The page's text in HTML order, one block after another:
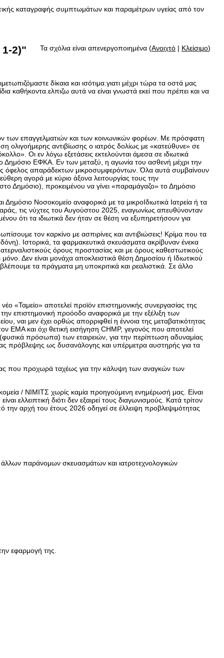
καταγραφής συμπτωμάτων και παραμέτρων υγείας από τον
Τα σχόλια είναι απενεργοποιημένα (Ανοιχτό | Κλείσιμο)
2)"
δίκαια και ισότιμα.γιατι μέχρι τώρα τα οστά μας
καθήκοντα.ελπιζω αυτά να είναι γνωστά εκεί που πρέπει και να
των επαγγελματιών και των κοινωνικών φορέων. Με πρόσφατη
αντιβίωσης ο ιατρός δολίως με «κατεύθυνε» σε
Οι εν λόγω εξετάσεις εκτελούνται άμεσα σε ιδιωτικά
Δημόσιο ΕΦΚΑ. Εν των μεταξύ, η αγωνία του ασθενή μέχρι την
όφελος απαράδεκτων μικροσυμφερόντων. Όλα αυτά συμβαίνουν
αγορά με κύριο άξονα λειτουργίας τους την
Δημόσιο), προκειμένου να γίνει «παραμάγαζο» το Δημόσιο
Νοσοκομείο αναφορικά με τα μικροΙδιωτικά Ιατρεία ή τα
τις νύχτες του Αυγούστου 2025, εναγωνίως απευθύνονταν
ότι τα ιδιωτικά δεν ήταν σε θέση να εξυπηρετήσουν για
τον καρκίνο με ασπιρίνες και αντιβιώσεις! Κρίμα που τα
Ιστορικά, τα φαρμακευτικά σκευάσματα ακρίβυναν ένεκα
όρους προστασίας και με όρους καθεστωτικούς
Δεν είναι μονάχα αποκλειστικά θέση Δημοσίου ή Ιδιωτικού
τα πράγματα μη υποκριτικά και ρεαλιστικά. Σε άλλο
«Ταμείο» αποτελεί προϊόν επιστημονικής συνεργασίας της
επιστημονική προόοδο αναφορικά με την εξέλιξη των
ναι μεν έχει ορθώς απορριφθεί η έννοια της μεταβατικότητας
ΕΜΑ και όχι θετική εισήγηση CHMP, γεγονός που αποτελεί
πρόσωπα) των εταιρειών, για την περίπτωση αδυναμίας
πρόβλεψης ως δυσανάλογης και υπέρμετρα αυστηρής για τα
που προχωρά ταχέως για την κάλυψη των αναγκών των
/ ΝΙΜΙΤΣ χωρίς καμία προηγούμενη ενημέρωσή μας. Είναι
ελλειπτική διότι δεν εξαιρεί τους διαγωνισμούς. Κατά τρίτον
την αρχή του έτους 2026 οδηγεί σε έλλειψη προβλεψιμότητας
παράνομων σκευασμάτων και ιατροτεχνολογικών
εφαρμογή της.